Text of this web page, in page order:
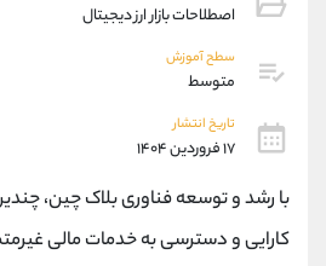
اصطلاحات بازار ارز دیجیتال
سطح آموزش
متوسط
تاریخ انتشار
۱۷ فروردین ۱۴۰۴
با رشد و توسعه فناوری بلاک چین،
کارایی و دسترسی به خدمات مالی
اطلاعات تماس (دفتر فروش)
تلفن
بدون پیش شماره